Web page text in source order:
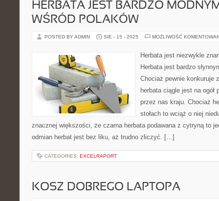
HERBATA JEST BARDZO
WŚRÓD POLAKÓW
POSTED BY ADMIN SIE - 15 - 2025 MOŻLIWOŚĆ
Herbata jest niezwykle
Herbata jest bardzo
Chociaż pewnie konkuruje
herbata ciągle jest na
przez nas kraju. Chociaż
stołach to wciąż o niej
znacznej większości, że czarna herbata podawana z cytryną to
odmian herbat jest bez liku, aż trudno zliczyć. […]
CATEGORIES: EXCELRAPORT
KOSZ DOBREGO LAPTOPA